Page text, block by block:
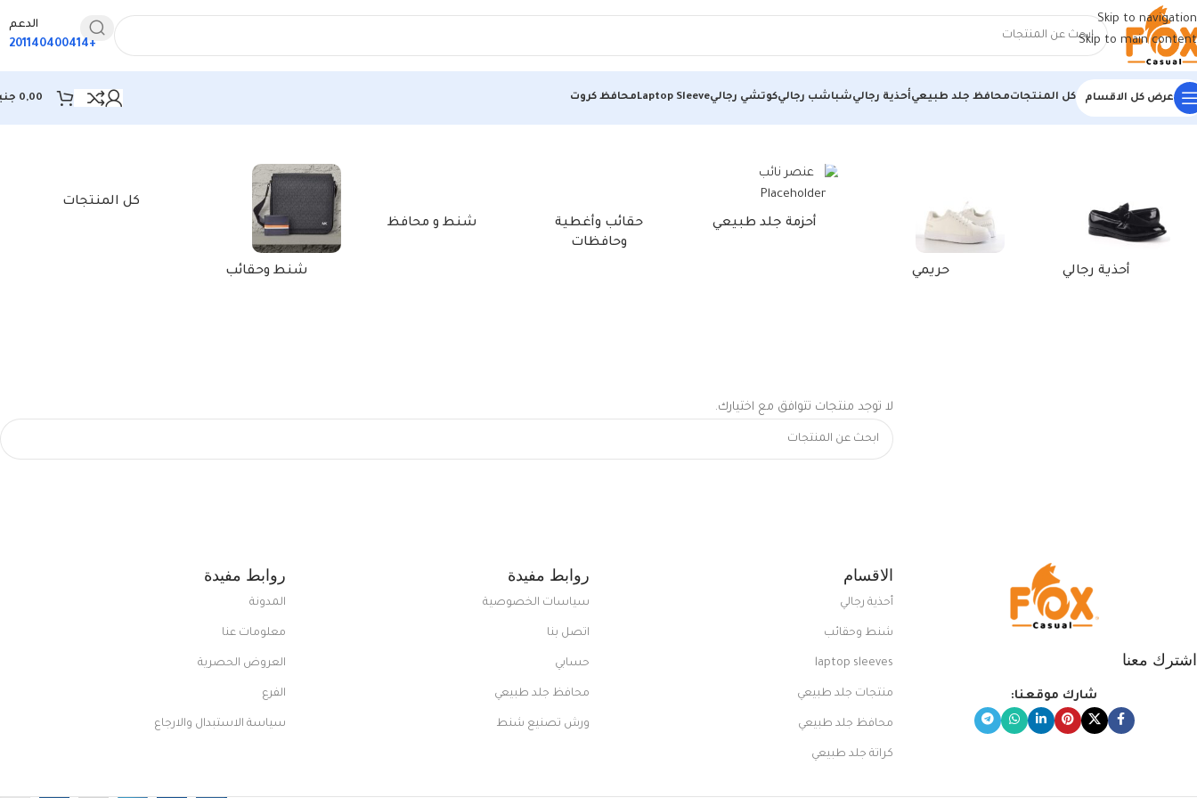
Skip to navigation
Skip to main content
الدعم
+201140400414
عرض كل الاقسام كل المنتجاتمحافظ جلد طبيعيأحذية رجاليشباشب رجاليكوتشي رجاليLaptop Sleeveمحافظ كروت 0,00
الرئيسية/منتجات تحت الوسم “محفظة كروت معدن”
أحذية رجالي حريمي
أحزمة جلد طبيعي
حقائب وأغطية
وحافظات
شنط و محافظ
شنط وحقائب
كل المنتجات
لا توجد منتجات تتوافق مع اختيارك.
اشترك معنا
شارك موقعنا:
الاقسام
أحذية رجالي
شنط وحقائب
laptop sleeves
منتجات جلد طبيعي
محافظ جلد طبيعي
كراتة جلد طبيعي
روابط مفيدة
سياسات الخصوصية
اتصل بنا
حسابي
محافظ جلد طبيعي
ورش تصنيع شنط
روابط مفيدة
المدونة
معلومات عنا
العروض الحصرية
الفرع
سياسة الاستبدال والارجاع